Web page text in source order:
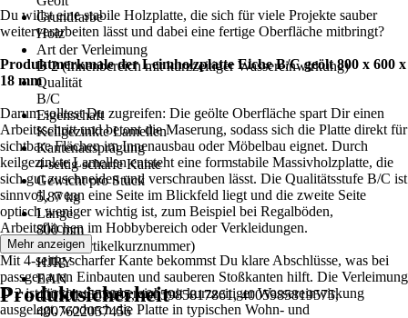
Grundfarbe
Holz
Art der Verleimung
D 2 (Innenbereich mit kurzzeitiger Wassereinwirkung)
Qualität
B/C
Eigenschaft
Keilgezinkte Lamellen
Kantenausprägung
4-seitig scharfe Kante
Gewicht pro Stück
5,87 kg
Länge
800 mm
AKN (Artikelkurznummer)
HJRY
EAN
4005014555085, 4005985817861, 4005985819575,
4007622057456
Du willst eine stabile Holzplatte, die sich für viele Projekte sauber
weiterverarbeiten lässt und dabei eine fertige Oberfläche mitbringt?
Produktmerkmale der Leimholzplatte Eiche B/C geölt 800 x 600 x
18 mm
Darum solltest Du zugreifen: Die geölte Oberfläche spart Dir einen
Arbeitsschritt und betont die Maserung, sodass sich die Platte direkt für
sichtbare Flächen im Innenausbau oder Möbelbau eignet. Durch
keilgezinkte Lamellen entsteht eine formstabile Massivholzplatte, die
sich gut zuschneiden und verschrauben lässt. Die Qualitätsstufe B/C ist
sinnvoll, wenn eine Seite im Blickfeld liegt und die zweite Seite
optisch weniger wichtig ist, zum Beispiel bei Regalböden,
Arbeitsflächen im Hobbybereich oder Verkleidungen.
Mit 4-seitig scharfer Kante bekommst Du klare Abschlüsse, was bei
passgenauen Einbauten und sauberen Stoßkanten hilft. Die Verleimung
D 2 ist für den Innenbereich mit kurzzeitiger Wassereinwirkung
ausgelegt, wodurch die Platte in typischen Wohn- und
Mehr anzeigen
Produktsicherheit